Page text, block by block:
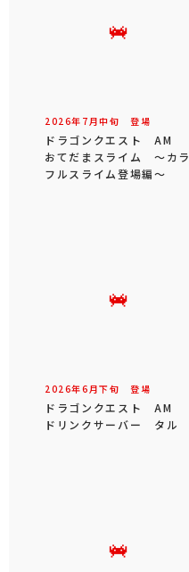
2026年 7 月中旬 登場
ドラゴンクエスト AM
おてだまスライム ～カラ
フルスライム登場編～
2026年6 月下旬 登場
ドラゴンクエスト AM
ドリンクサーバー タル